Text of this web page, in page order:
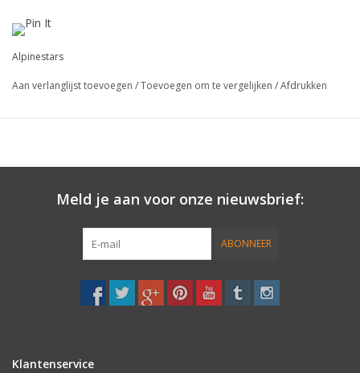
Alpinestars
Aan verlanglijst toevoegen /Toevoegen om te vergelijken /Afdrukken
Meld je aan voor onze nieuwsbrief:
ABONNEER
Klantenservice